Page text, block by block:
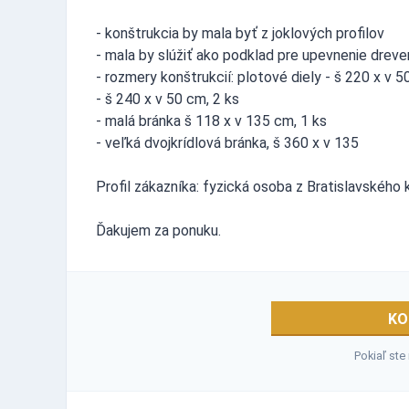
- konštrukcia by mala byť z joklových profilov
- mala by slúžiť ako podklad pre upevnenie
- rozmery konštrukcií: plotové diely - š 220 x v
- š 240 x v 50 cm, 2 ks
- malá bránka š 118 x v 135 cm, 1 ks
- veľká dvojkrídlová bránka, š 360 x v 135
Profil zákazníka: fyzická osoba z Bratislavského
Ďakujem za ponuku.
Pokiaľ